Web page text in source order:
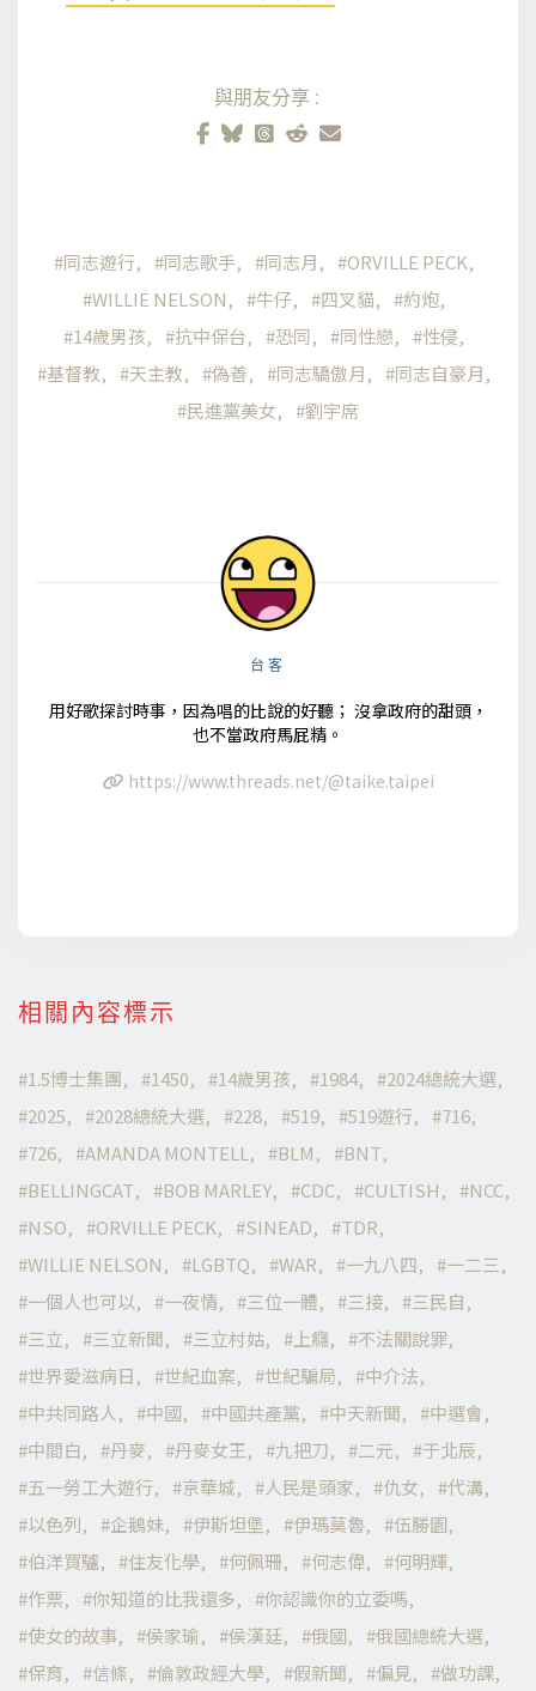
與朋友分享:
同志遊行 同志歌手 同志月
ORVILLE PECK
WILLIE NELSON
牛仔 四叉貓
約炮
14歲男孩
抗中保台 恐同 同性戀
性侵
基督教
天主教 偽善 同志驕傲月
同志自豪月
民進黨美女
劉宇席
台客
用好歌探討時事，因為唱的比說的好聽； 沒拿政府的甜頭，
也不當政府馬屁精。
https://www.threads.net/@taike.taipei
相關內容標示
1.5博士集團 1450 14歲男孩 1984
2024總統大選
2025
2028總統大選 228 519 519遊行
716
726
AMANDA MONTELL BLM
BNT
BELLINGCAT
BOB MARLEY CDC CULTISH
NCC
NSO
ORVILLE PECK SINEAD
TDR
WILLIE NELSON
LGBTQ WAR 一九八四
一二三
一個人也可以
一夜情 三位一體 三接
三民自
三立
三立新聞 三立村姑 上癮
不法關說罪
世界愛滋病日
世紀血案 世紀騙局
中介法
中共同路人
中國 中國共產黨 中天新聞
中選會
中間白
丹麥 丹麥女王 九把刀 二元
于北辰
五一勞工大遊行
京華城 人民是頭家 仇女
代溝
以色列
企鵝妹 伊斯坦堡 伊瑪莫魯
伍勝園
伯洋買驢
住友化學 何佩珊 何志偉
何明輝
作票
你知道的比我還多
你認識你的立委嗎
使女的故事
侯家瑜 侯漢廷 俄國
俄國總統大選
保育
信條 倫敦政經大學 假新聞 偏見
做功課